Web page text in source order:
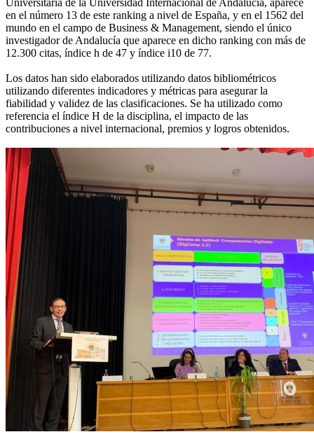
Universitaria de la Universidad Internacional de Andalucía, aparece
en el número 13 de este ranking a nivel de España, y en el 1562 del
mundo en el campo de Business & Management, siendo el único
investigador de Andalucía que aparece en dicho ranking con más de
12.300 citas, índice h de 47 y índice i10 de 77.
Los datos han sido elaborados utilizando datos bibliométricos
utilizando diferentes indicadores y métricas para asegurar la
fiabilidad y validez de las clasificaciones. Se ha utilizado como
referencia el índice H de la disciplina, el impacto de las
contribuciones a nivel internacional, premios y logros obtenidos.